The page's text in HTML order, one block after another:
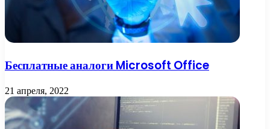
Бесплатные аналоги Microsoft Office
21 апреля, 2022